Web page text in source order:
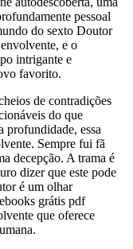
pessoal
do sexto Doutor
e o
intrigante e
favorito.
de contradições
do que
profundidade, essa
Sempre fui fã
decepção. A trama é
dizer que este pode
é um olhar
grátis pdf
que oferece